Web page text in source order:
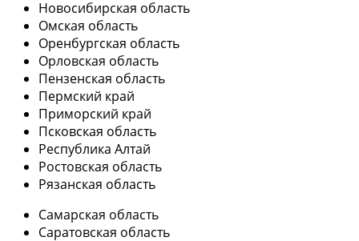
Новосибирская область
Омская область
Оренбургская область
Орловская область
Пензенская область
Пермский край
Приморский край
Псковская область
Республика Алтай
Ростовская область
Рязанская область
Самарская область
Саратовская область